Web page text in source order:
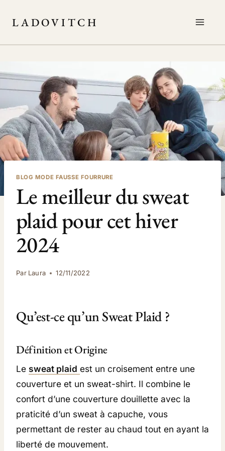
LADOVITCH
BLOG MODE FAUSSE FOURRURE
Le meilleur du sweat
plaid pour cet hiver
2024
Par Laura 12/11/2022
Qu’est-ce qu’un Sweat Plaid ?
Définition et Origine
Le sweat plaid est un croisement entre une
couverture et un sweat-shirt. Il combine le
confort d’une couverture douillette avec la
praticité d’un sweat à capuche, vous
permettant de rester au chaud tout en ayant la
liberté de mouvement.